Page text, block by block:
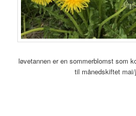
løvetannen er en sommerblomst som
til månedskiftet